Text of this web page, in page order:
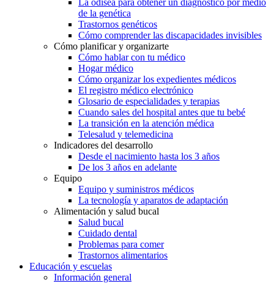
de la genética
Trastornos genéticos
Cómo comprender las discapacidades invisibles
Cómo planificar y organizarte
Cómo hablar con tu médico
Hogar médico
Cómo organizar los expedientes médicos
El registro médico electrónico
Glosario de especialidades y terapias
Cuando sales del hospital antes que tu bebé
La transición en la atención médica
Telesalud y telemedicina
Indicadores del desarrollo
Desde el nacimiento hasta los 3 años
De los 3 años en adelante
Equipo
Equipo y suministros médicos
La tecnología y aparatos de adaptación
Alimentación y salud bucal
Salud bucal
Cuidado dental
Problemas para comer
Trastornos alimentarios
Educación y escuelas
Información general